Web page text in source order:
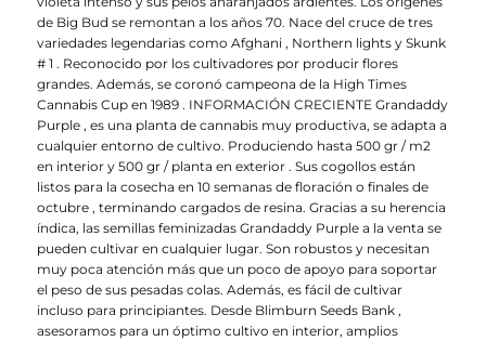
de Big Bud se remontan a los años 70. Nace del cruce de tres
variedades legendarias como Afghani , Northern lights y Skunk
# 1 . Reconocido por los cultivadores por producir flores
grandes. Además, se coronó campeona de la High Times
Cannabis Cup en 1989 . INFORMACIÓN CRECIENTE Grandaddy
Purple , es una planta de cannabis muy productiva, se adapta a
cualquier entorno de cultivo. Produciendo hasta 500 gr / m2
en interior y 500 gr / planta en exterior . Sus cogollos están
listos para la cosecha en 10 semanas de floración o finales de
octubre , terminando cargados de resina. Gracias a su herencia
índica, las semillas feminizadas Grandaddy Purple a la venta se
pueden cultivar en cualquier lugar. Son robustos y necesitan
muy poca atención más que un poco de apoyo para soportar
el peso de sus pesadas colas. Además, es fácil de cultivar
incluso para principiantes. Desde Blimburn Seeds Bank ,
asesoramos para un óptimo cultivo en interior, amplios